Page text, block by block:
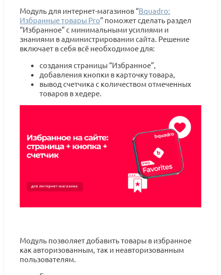
Модуль для интернет-магазинов “Bquadro:
Избранные товары Pro” поможет сделать раздел
“Избранное” с минимальными усилиями и
знаниями в администрировании сайта. Решение
включает в себя всё необходимое для:
создания страницы “Избранное”,
добавления кнопки в карточку товара,
вывод счетчика с количеством отмеченных
товаров в хедере.
Модуль позволяет добавить товары в избранное
как авторизованным, так и неавторизованным
пользователям.